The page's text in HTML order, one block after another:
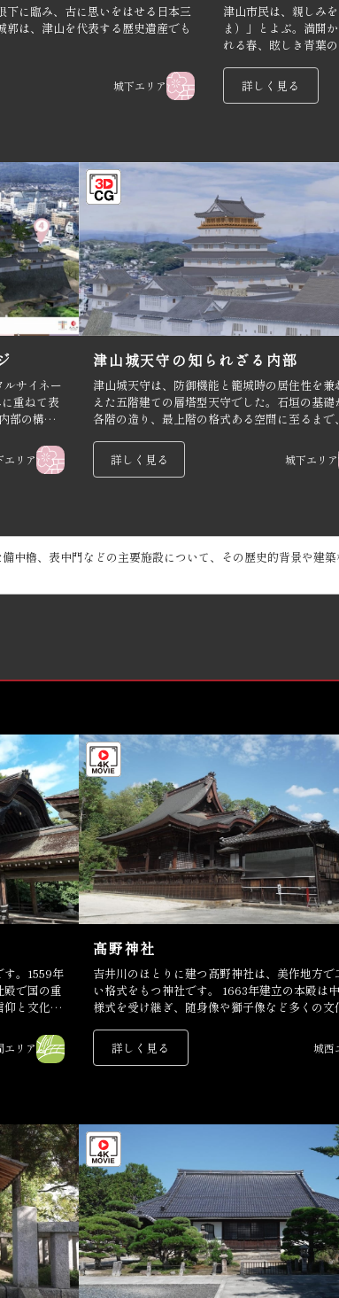
下に臨み、古に思いをはせる日本三
郭は、津山を代表する歴史遺産でも
城下エリア
津山市民は、親しみ
ま）」とよぶ。満開
れる春、眩しき青葉
美しさは、その移ろ
詳しく見る
ルサイネー
重ねて表
部の構造
エリア
津山城天守の知られざる内部
津山城天守は、防御機能と籠城時の居住性を兼
えた五階建ての層塔型天守でした。石垣の基礎
各階の造り、最上階の格式ある空間に至るまで
在でした。
詳しく見る 城下エリア
中櫓、表中門などの主要施設について、その歴史的背景や建築
。1559年
で国の重
と文化を
エリア
髙野神社
吉井川のほとりに建つ髙野神社は、美作地方で
い格式をもつ神社です。 1663年建立の本殿は
様式を受け継ぎ、随身像や獅子像など多くの文
詳しく見る
城西